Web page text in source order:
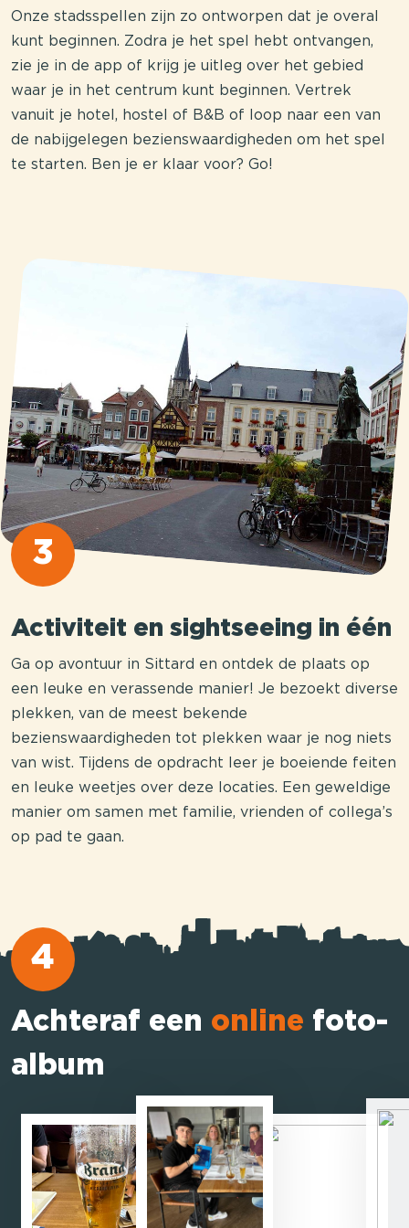
Onze stadsspellen zijn zo ontworpen dat je overal
kunt beginnen. Zodra je het spel hebt ontvangen,
zie je in de app of krijg je uitleg over het gebied
waar je in het centrum kunt beginnen. Vertrek
vanuit je hotel, hostel of B&B of loop naar een van
de nabijgelegen bezienswaardigheden om het spel
te starten. Ben je er klaar voor? Go!
3
Activiteit en sightseeing in één
Ga op avontuur in Sittard en ontdek de plaats op
een leuke en verassende manier! Je bezoekt diverse
plekken, van de meest bekende
bezienswaardigheden tot plekken waar je nog niets
van wist. Tijdens de opdracht leer je boeiende feiten
en leuke weetjes over deze locaties. Een geweldige
manier om samen met familie, vrienden of collega’s
op pad te gaan.
4
Achteraf een online foto-
album